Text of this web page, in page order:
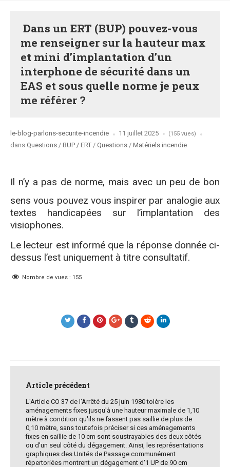
Dans un ERT (BUP) pouvez-vous
me renseigner sur la hauteur max
et mini d’implantation d’un
interphone de sécurité dans un
EAS et sous quelle norme je peux
me référer ?
Posted
by
le-blog-parlons-securite-incendie 11 juillet 2025 (155 vues)
dans Posted
Questions / BUP / ERT / Questions / Matériels incendie
Il n’y a pas de norme, mais avec un peu de bon
sens vous pouvez vous inspirer par analogie aux
textes handicapées sur l’implantation des
visiophones.
Le lecteur est informé que la réponse donnée ci-
dessus l’est uniquement à titre consultatif.
Nombre de vues : 155
navigation
Article précédent
L'Article CO 37 de l'Arrêté du 25 juin 1980 tolère les
aménagements fixes jusqu'à une hauteur maximale de 1,10
mètre à condition qu'ils ne fassent pas saillie de plus de
0,10 mètre, sans toutefois préciser si ces aménagements
fixes en saillie de 10 cm sont soustrayables des deux côtés
ou d'un seul côté du dégagement. Ainsi, les représentations
graphiques des Unités de Passage communément
répertoriées montrent un dégagement d'1 UP de 90 cm